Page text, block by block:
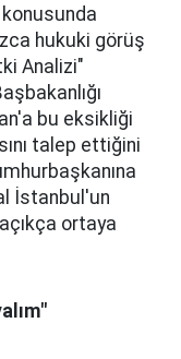
hukuki görüş
Analizi"
bu eksikliği
talep ettiğini
İstanbul'un
ortaya